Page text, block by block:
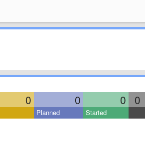
0 0 0 0
Planned Started